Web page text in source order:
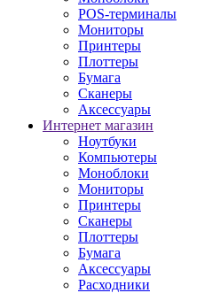
POS-терминалы
Мониторы
Принтеры
Плоттеры
Бумага
Сканеры
Аксессуары
Интернет магазин
Ноутбуки
Компьютеры
Моноблоки
Мониторы
Принтеры
Сканеры
Плоттеры
Бумага
Аксессуары
Расходники